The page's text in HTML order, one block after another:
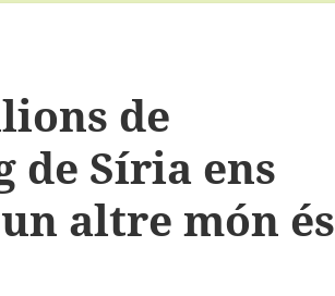
de
de Síria ens
altre món és